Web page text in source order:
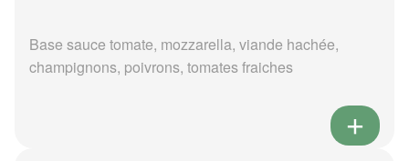
Base sauce tomate, mozzarella, viande hachée,
champignons, poivrons, tomates fraiches